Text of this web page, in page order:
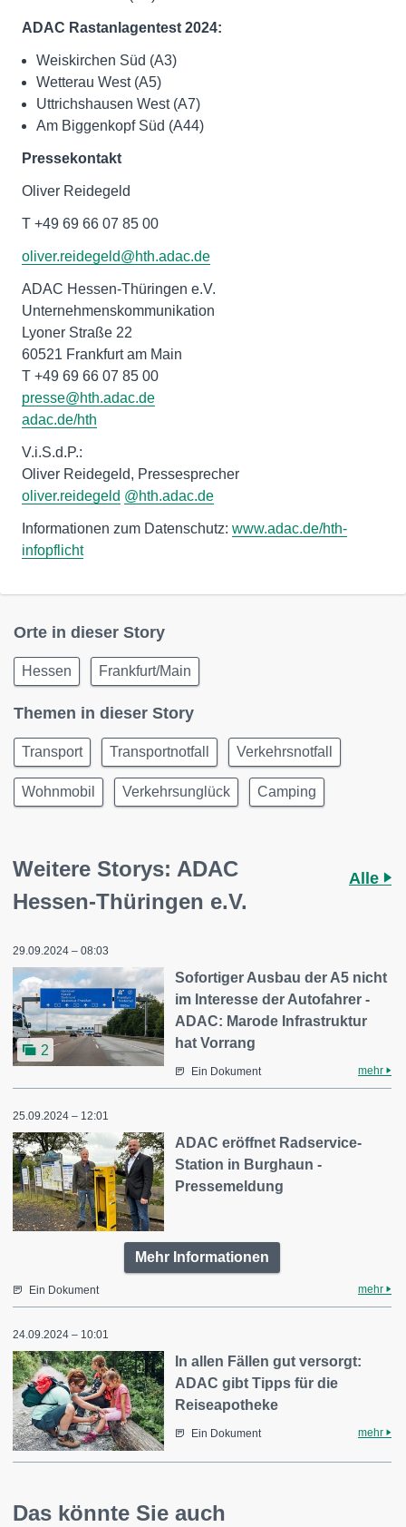
ADAC Rastanlagentest 2024:
Weiskirchen Süd (A3)
Wetterau West (A5)
Uttrichshausen West (A7)
Am Biggenkopf Süd (A44)
Pressekontakt
Oliver Reidegeld
T +49 69 66 07 85 00
oliver.reidegeld@hth.adac.de
ADAC Hessen-Thüringen e.V.
Unternehmenskommunikation
Lyoner Straße 22
60521 Frankfurt am Main
adac.de/hth
V.i.S.d.P.:
oliver.reidegeld @hth.adac.de
Informationen zum Datenschutz: www.adac.de/hth-
infopflicht
Orte in dieser Story
Hessen Frankfurt/Main
Themen in dieser Story
Transport Transportnotfall Verkehrsnotfall
Wohnmobil Verkehrsunglück Camping
Weitere Storys: ADAC
Hessen-Thüringen e.V.
Alle
29.09.2024 – 08:03
2
Sofortiger Ausbau der A5 nicht
im Interesse der Autofahrer -
ADAC: Marode Infrastruktur
hat Vorrang
Ein Dokument mehr
25.09.2024 – 12:01
ADAC eröffnet Radservice-
Station in Burghaun -
Pressemeldung
Mehr Informationen
Ein Dokument mehr
24.09.2024 – 10:01
In allen Fällen gut versorgt:
ADAC gibt Tipps für die
Reiseapotheke
Ein Dokument mehr
Das könnte Sie auch